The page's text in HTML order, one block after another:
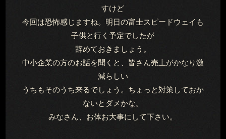
すけど
今回は恐怖感じますね。明日の富士スピードウェイも
子供と行く予定でしたが
辞めておきましょう。
中小企業の方のお話を聞くと、皆さん売上がかなり激
減らしい
うちもそのうち来るでしょう。ちょっと対策しておか
ないとダメかな。
みなさん、お体お大事にして下さい。